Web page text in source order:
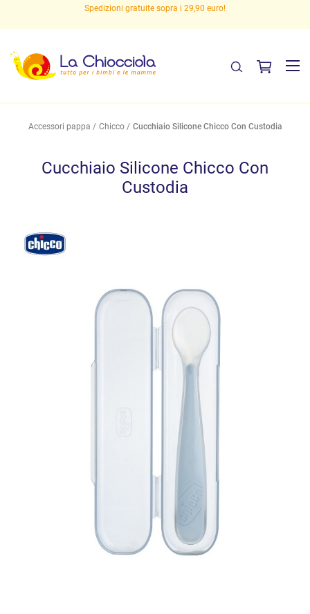
Spedizioni gratuite sopra i 29,90 euro!
Accessori pappa Chicco Cucchiaio Silicone Chicco Con Custodia
Cucchiaio Silicone Chicco Con
Custodia